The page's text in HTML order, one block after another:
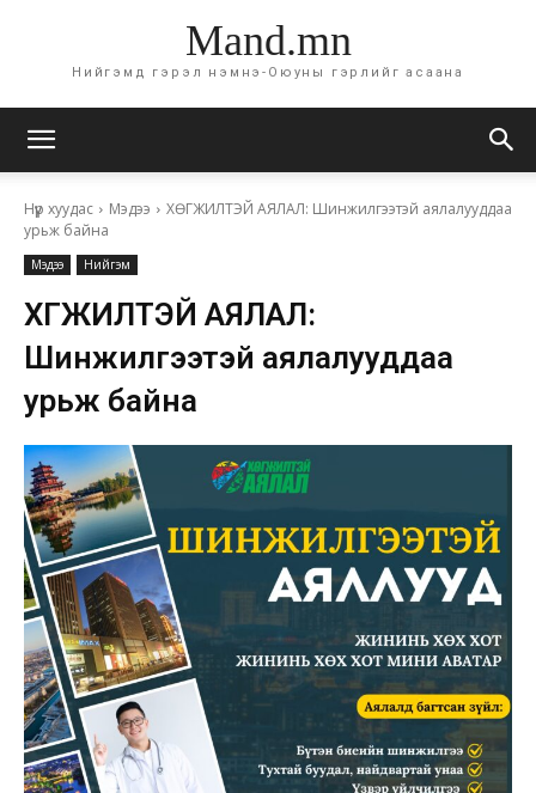
Mand.mn
Нийгэмд гэрэл нэмнэ-Оюуны гэрлийг асаана
Нүүр хуудас Мэдээ
ХӨГЖИЛТЭЙ АЯЛАЛ: Шинжилгээтэй аялалууддаа
урьж байна
Мэдээ Нийгэм
ХӨГЖИЛТЭЙ АЯЛАЛ:
Шинжилгээтэй аялалууддаа
урьж байна